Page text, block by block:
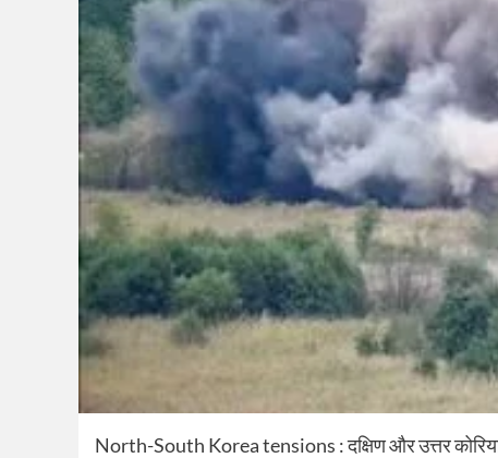
North-South Korea tensions : दक्षिण और उत्तर कोरिया